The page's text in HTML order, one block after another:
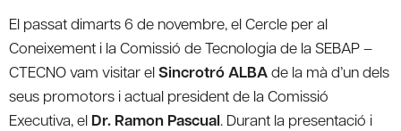
El passat dimarts 6 de novembre, el Cercle per al
Coneixement i la Comissió de Tecnologia de la SEBAP –
CTECNO vam visitar elSincrotró ALBAde la mà d’un dels
seus promotors i actual president de la Comissió
Executiva, el Dr. Ramon Pascual. Durant la presentació i